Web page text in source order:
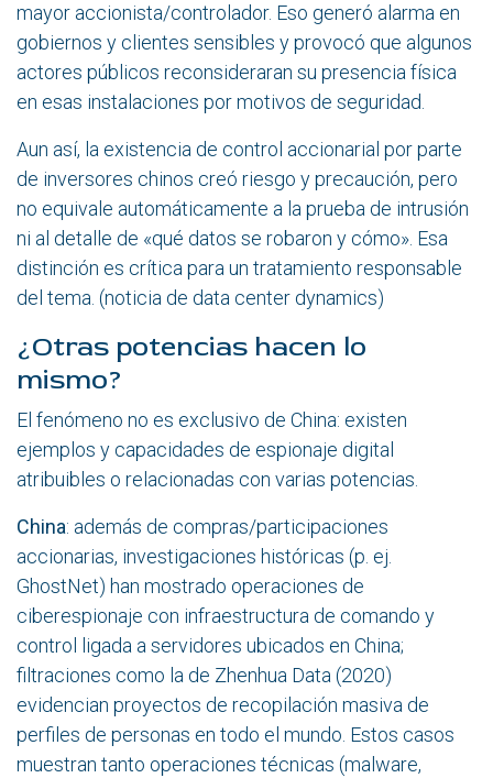
mayor accionista/controlador. Eso generó alarma en
gobiernos y clientes sensibles y provocó que algunos
actores públicos reconsideraran su presencia física
en esas instalaciones por motivos de seguridad.
Aun así, la existencia de control accionarial por parte
de inversores chinos creó riesgo y precaución, pero
no equivale automáticamente a la prueba de intrusión
ni al detalle de «qué datos se robaron y cómo». Esa
distinción es crítica para un tratamiento responsable
del tema. (noticia de data center dynamics)
¿Otras potencias hacen lo
mismo?
El fenómeno no es exclusivo de China: existen
ejemplos y capacidades de espionaje digital
atribuibles o relacionadas con varias potencias.
China: además de compras/participaciones
accionarias, investigaciones históricas (p. ej.
GhostNet) han mostrado operaciones de
ciberespionaje con infraestructura de comando y
control ligada a servidores ubicados en China;
filtraciones como la de Zhenhua Data (2020)
evidencian proyectos de recopilación masiva de
perfiles de personas en todo el mundo. Estos casos
muestran tanto operaciones técnicas (malware,